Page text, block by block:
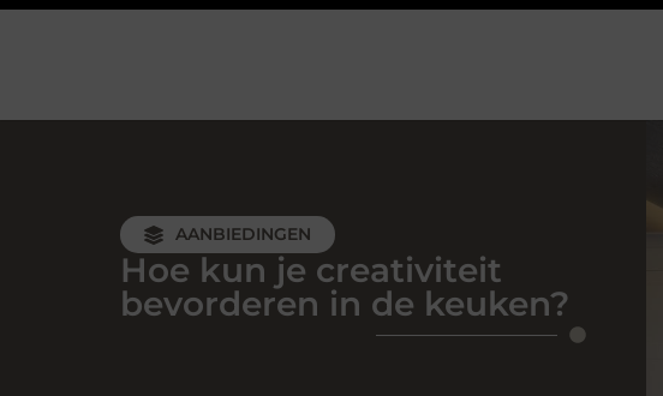
AANBIEDINGEN
Hoe kun je creativiteit
bevorderen in de keuken?